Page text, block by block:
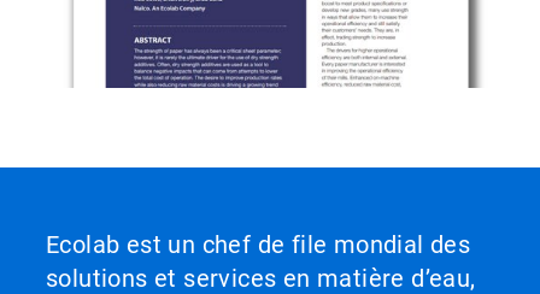
Ecolab est un chef de file mondial des
solutions et services en matière d’eau,